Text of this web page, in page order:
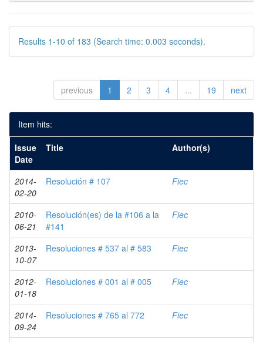
Results 1-10 of 183 (Search time: 0.003 seconds).
previous 1 2 3 4 ... 19 next
Item hits:
Issue
Date
Title Author(s)
2014-
02-20
Resolución # 107 Fiec
2010-
06-21
Resolución(es) de la #106 a la
#141
Fiec
2013-
10-07
Resoluciones # 537 al # 583 Fiec
2012-
01-18
Resoluciones # 001 al # 005 Fiec
2014-
09-24
Resoluciones # 765 al 772 Fiec